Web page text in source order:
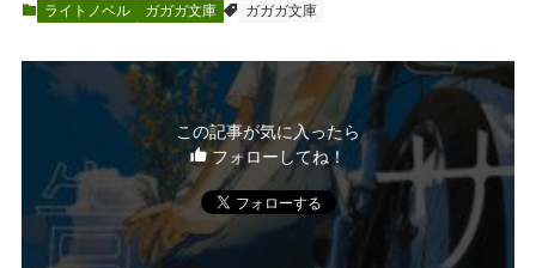
ライトノベル ガガガ文庫 ガガガ文庫
この記事が気に入ったら
フォローしてね！